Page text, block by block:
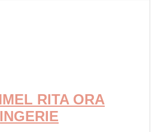
RITA ORA